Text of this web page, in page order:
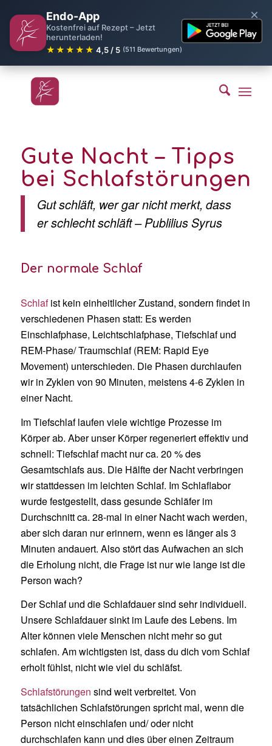
Endo-App
Kostenfrei auf Rezept – Jetzt
herunterladen!
★★★★★ 4,5 / 5 (511 Bewertungen)
×
Gute Nacht – Tipps
bei Schlafstörungen
Gut schläft, wer gar nicht merkt, dass
er schlecht schläft – Publilius Syrus
Der normale Schlaf
Schlafist kein einheitlicher Zustand, sondern findet in
verschiedenen Phasen statt: Es werden
Einschlafphase, Leichtschlafphase, Tiefschlaf und
REM-Phase/ Traumschlaf (REM: Rapid Eye
Movement) unterschieden. Die Phasen durchlaufen
wir in Zyklen von 90 Minuten, meistens 4-6 Zyklen in
einer Nacht.
Im Tiefschlaf laufen viele wichtige Prozesse im
Körper ab. Aber unser Körper regeneriert effektiv und
schnell: Tiefschlaf macht nur ca. 20 % des
Gesamtschlafs aus. Die Hälfte der Nacht verbringen
wir stattdessen im leichten Schlaf. Im Schlaflabor
wurde festgestellt, dass gesunde Schläfer im
Durchschnitt ca. 28-mal in einer Nacht wach werden,
aber sich daran nur erinnern, wenn es länger als 3
Minuten andauert. Also stört das Aufwachen an sich
die Erholung nicht, die Frage ist nur wie lange ist die
Person wach?
Der Schlaf und die Schlafdauer sind sehr individuell.
Unsere Schlafdauer sinkt im Laufe des Lebens. Im
Alter können viele Menschen nicht mehr so gut
schlafen. Am wichtigsten ist, dass du dich vom Schlaf
erholt fühlst, nicht wie viel du schläfst.
Schlafstörungen sind weit verbreitet. Von
tatsächlichen Schlafstörungen spricht mal, wenn die
Person nicht einschlafen und/ oder nicht
durchschlafen kann und dies über einen Zeitraum